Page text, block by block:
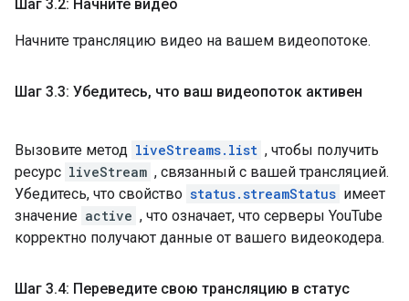
Шаг 3.2: Начните видео
Начните трансляцию видео на вашем видеопотоке.
Шаг 3.3: Убедитесь, что ваш видеопоток активен
Вызовите метод liveStreams.list , чтобы получить
ресурс liveStream , связанный с вашей трансляцией.
Убедитесь, что свойство status.streamStatus имеет
значение active , что означает, что серверы YouTube
корректно получают данные от вашего видеокодера.
Шаг 3.4: Переведите свою трансляцию в статус